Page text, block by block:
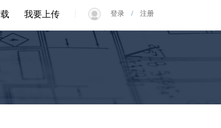
登录/ 注册
我要上传